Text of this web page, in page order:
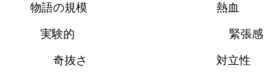
熱血
緊張感
対立性
奇抜さ
実験的
物語の規模